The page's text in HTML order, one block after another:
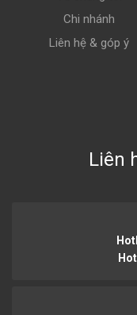
Chi nhánh
Liên hệ & góp ý
Liên